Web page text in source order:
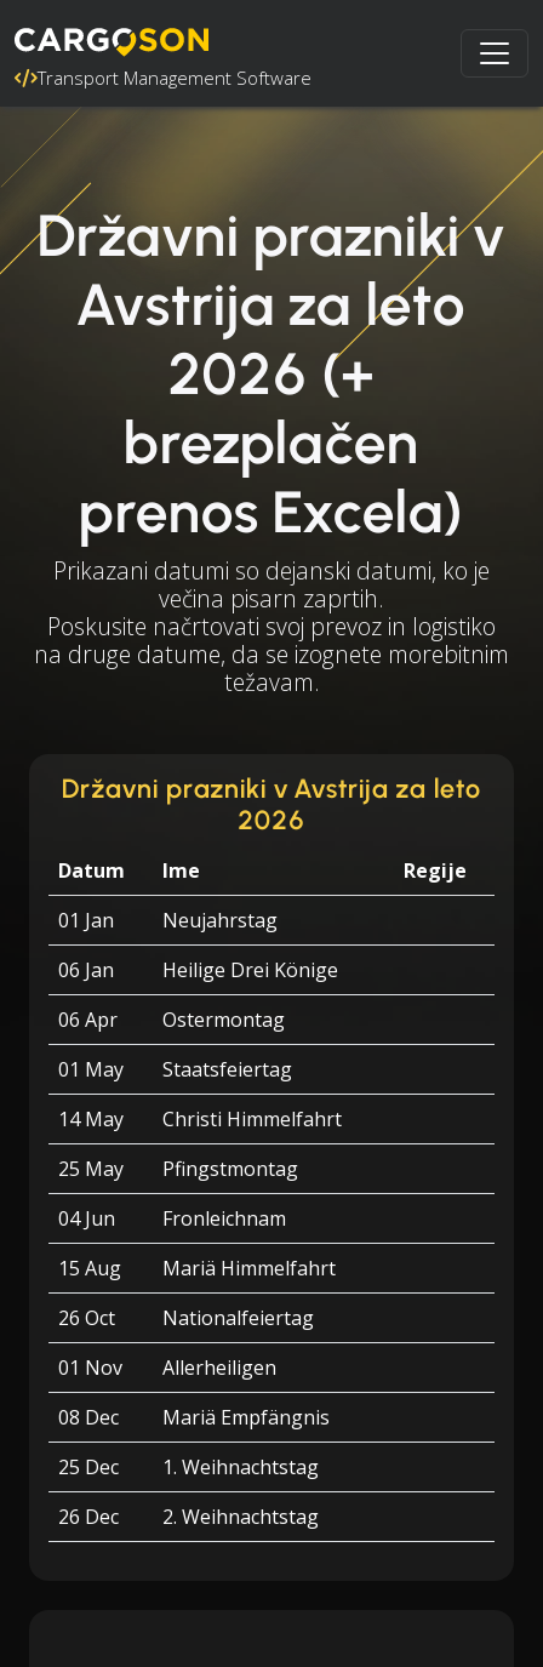
Transport Management Software
Državni prazniki v
Avstrija za leto
2026 (+
brezplačen
prenos Excela)
Prikazani datumi so dejanski datumi, ko je
večina pisarn zaprtih.
Poskusite načrtovati svoj prevoz in logistiko
na druge datume, da se izognete morebitnim
težavam.
Državni prazniki v Avstrija za leto
2026
Datum Ime
Regije
01 Jan
Neujahrstag
06 Jan
Heilige Drei Könige
06 Apr
Ostermontag
01 May
Staatsfeiertag
14 May
Christi Himmelfahrt
25 May
Pfingstmontag
04 Jun
Fronleichnam
15 Aug
Mariä Himmelfahrt
26 Oct
Nationalfeiertag
01 Nov
Allerheiligen
08 Dec
Mariä Empfängnis
25 Dec
1. Weihnachtstag
26 Dec
2. Weihnachtstag